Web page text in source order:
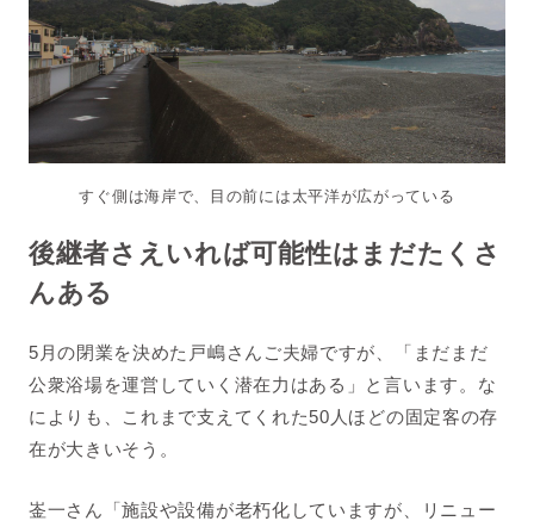
すぐ側は海岸で、目の前には太平洋が広がっている
後継者さえいれば可能性はまだたくさ
んある
5月の閉業を決めた戸嶋さんご夫婦ですが、「まだまだ
公衆浴場を運営していく潜在力はある」と言います。な
によりも、これまで支えてくれた50人ほどの固定客の存
在が大きいそう。
崟一さん「施設や設備が老朽化していますが、リニュー